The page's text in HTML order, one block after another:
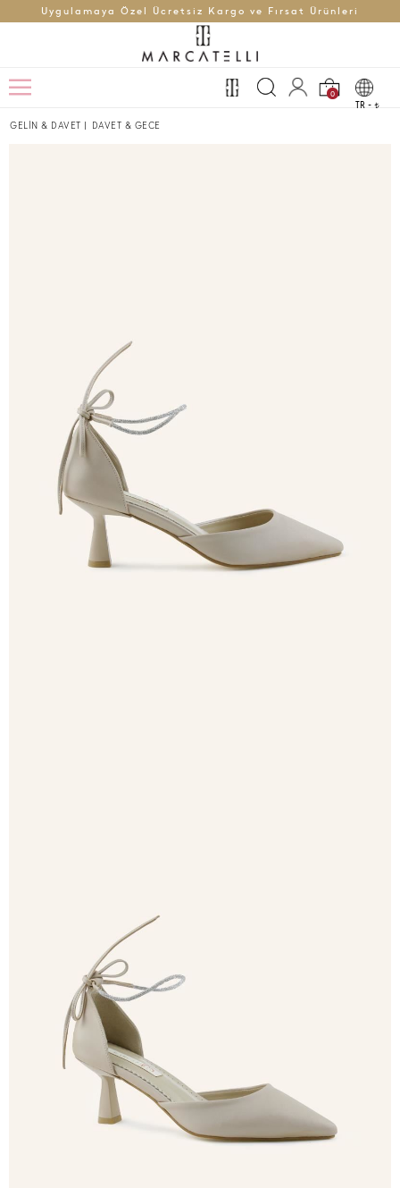
Uygulamaya Özel Ücretsiz Kargo ve Fırsat Ürünleri
0
TR - t
GELİN & DAVET | DAVET & GECE